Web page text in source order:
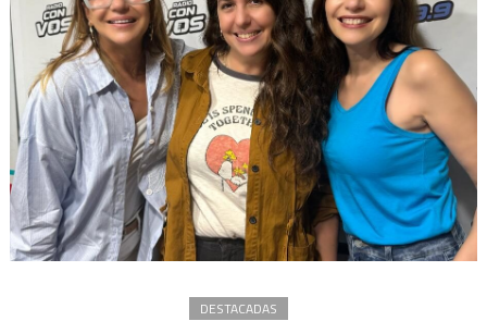
la
Corte:
“Él
le
tomó
DESTACADAS